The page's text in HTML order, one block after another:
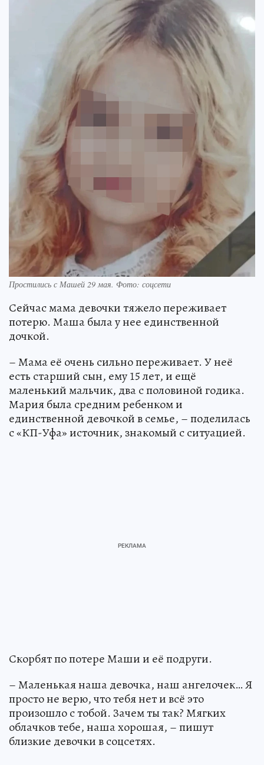
Простились с Машей 29 мая. Фото: соцсети
Сейчас мама девочки тяжело переживает
потерю. Маша была у нее единственной
дочкой.
– Мама её очень сильно переживает. У неё
есть старший сын, ему 15 лет, и ещё
маленький мальчик, два с половиной годика.
Мария была средним ребенком и
единственной девочкой в семье, – поделилась
с «КП-Уфа» источник, знакомый с ситуацией.
Скорбят по потере Маши и её подруги.
– Маленькая наша девочка, наш ангелочек… Я
просто не верю, что тебя нет и всё это
произошло с тобой. Зачем ты так? Мягких
облачков тебе, наша хорошая, – пишут
близкие девочки в соцсетях.